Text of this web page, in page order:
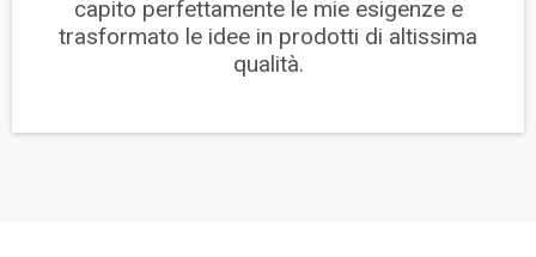
capito perfettamente le mie esigenze e
trasformato le idee in prodotti di altissima
qualità.